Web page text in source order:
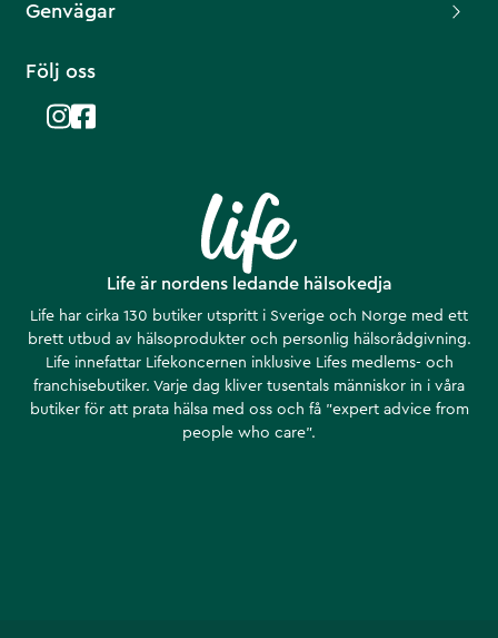
Life är nordens ledande hälsokedja
Life har cirka 130 butiker utspritt i Sverige och Norge med ett
brett utbud av hälsoprodukter och personlig hälsorådgivning.
Life innefattar Lifekoncernen inklusive Lifes medlems- och
franchisebutiker. Varje dag kliver tusentals människor in i våra
butiker för att prata hälsa med oss och få ”expert advice from
people who care”.
Genvägar
Följ oss